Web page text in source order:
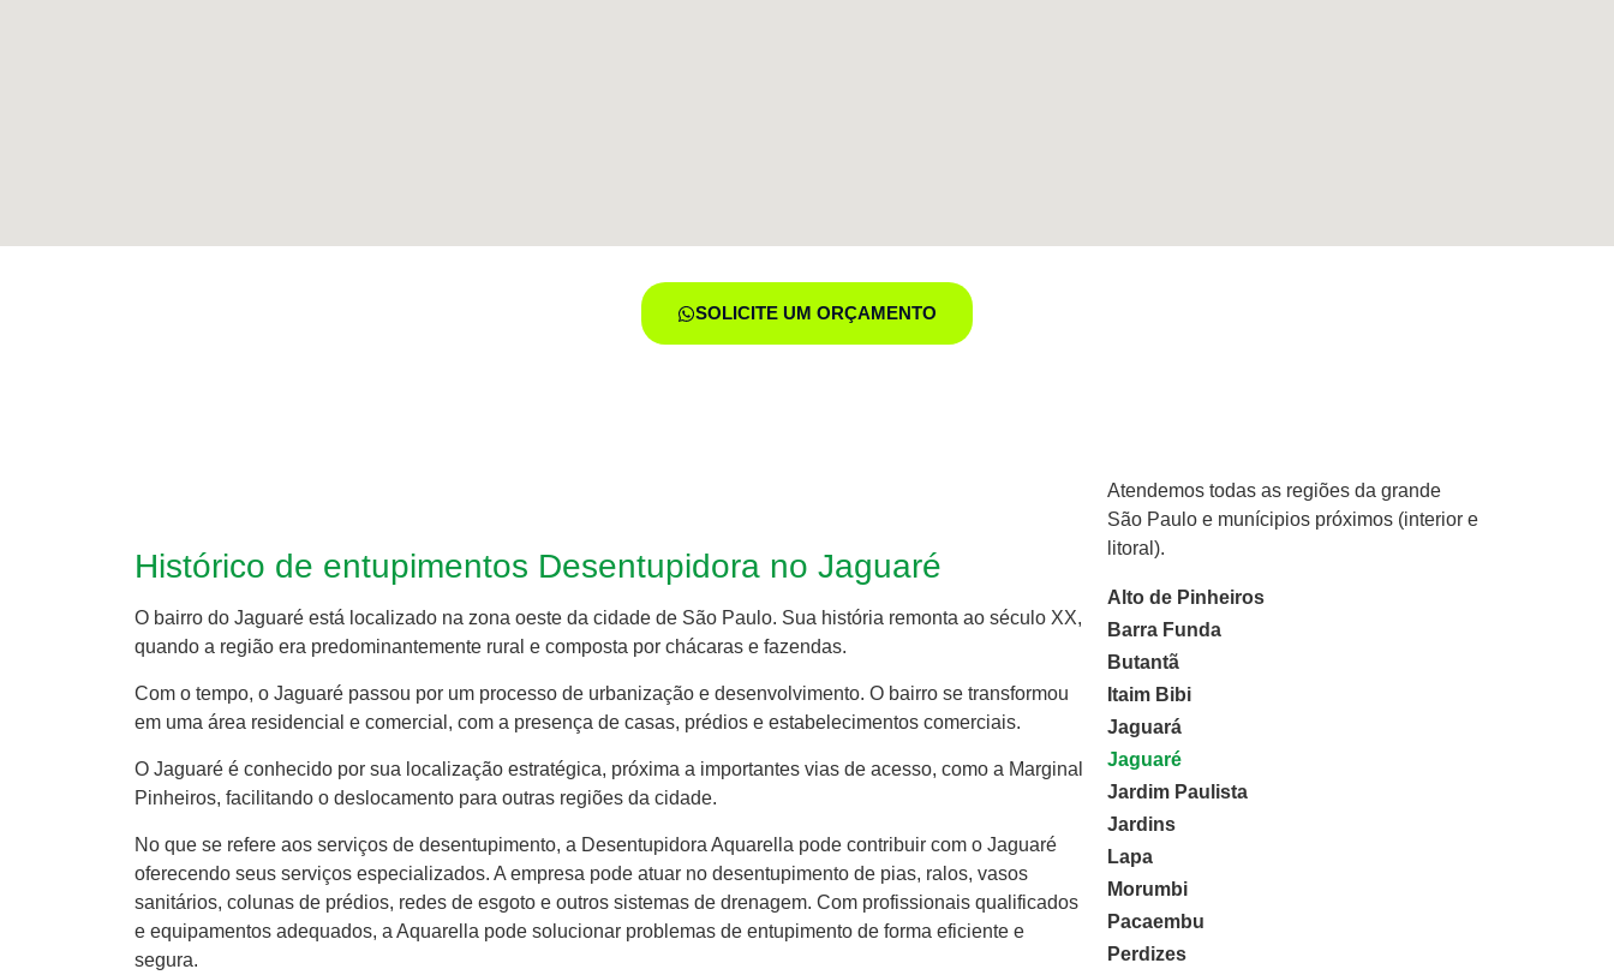
SOLICITE UM ORÇAMENTO
Histórico de entupimentos Desentupidora no Jaguaré
O bairro do Jaguaré está localizado na zona oeste da cidade de São Paulo. Sua história remonta ao século XX,
quando a região era predominantemente rural e composta por chácaras e fazendas.
Com o tempo, o Jaguaré passou por um processo de urbanização e desenvolvimento. O bairro se transformou
em uma área residencial e comercial, com a presença de casas, prédios e estabelecimentos comerciais.
O Jaguaré é conhecido por sua localização estratégica, próxima a importantes vias de acesso, como a Marginal
Pinheiros, facilitando o deslocamento para outras regiões da cidade.
No que se refere aos serviços de desentupimento, a Desentupidora Aquarella pode contribuir com o Jaguaré
oferecendo seus serviços especializados. A empresa pode atuar no desentupimento de pias, ralos, vasos
sanitários, colunas de prédios, redes de esgoto e outros sistemas de drenagem. Com profissionais qualificados
e equipamentos adequados, a Aquarella pode solucionar problemas de entupimento de forma eficiente e
segura.
Atendemos todas as regiões da grande
São Paulo e munícipios próximos (interior e
litoral).
Alto de Pinheiros
Barra Funda
Butantã
Itaim Bibi
Jaguará
Jaguaré
Jardim Paulista
Jardins
Lapa
Morumbi
Pacaembu
Perdizes